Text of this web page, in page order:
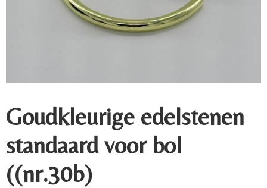
Goudkleurige edelstenen
standaard voor bol
((nr.30b)